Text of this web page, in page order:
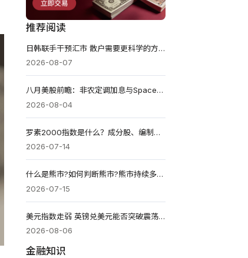
推荐阅读
日韩联手干预汇市 散户需要更科学的方法
2026-08-07
八月美股前瞻：非农定调加息与SpaceX财报解析与投资机会
2026-08-04
罗素2000指数是什么？成分股、编制方式、ETF投资与风险解析
2026-07-14
什么是熊市?如何判断熊市?熊市持续多久?
2026-07-15
美元指数走弱 英镑兑美元能否突破震荡区间？
2026-08-06
金融知识